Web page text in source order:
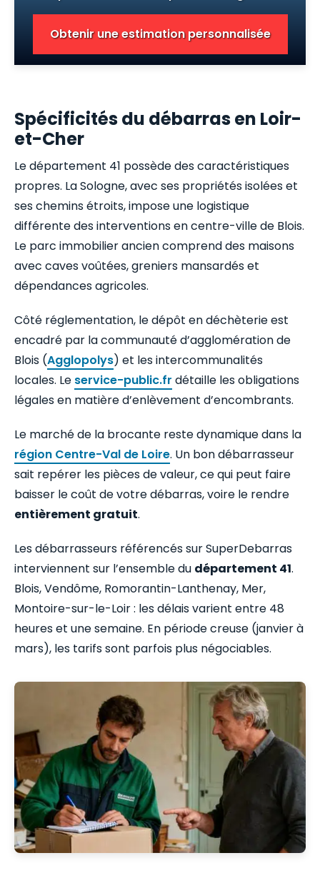
Obtenir une estimation personnalisée
Spécificités du débarras en Loir-
et-Cher
Le département 41 possède des caractéristiques
propres. La Sologne, avec ses propriétés isolées et
ses chemins étroits, impose une logistique
différente des interventions en centre-ville de Blois.
Le parc immobilier ancien comprend des maisons
avec caves voûtées, greniers mansardés et
dépendances agricoles.
Côté réglementation, le dépôt en déchèterie est
encadré par la communauté d’agglomération de
Blois (Agglopolys) et les intercommunalités
locales. Le service-public.fr détaille les obligations
légales en matière d’enlèvement d’encombrants.
Le marché de la brocante reste dynamique dans la
région Centre-Val de Loire. Un bon débarrasseur
sait repérer les pièces de valeur, ce qui peut faire
baisser le coût de votre débarras, voire le rendre
entièrement gratuit.
Les débarrasseurs référencés sur SuperDebarras
interviennent sur l’ensemble du département 41.
Blois, Vendôme, Romorantin-Lanthenay, Mer,
Montoire-sur-le-Loir : les délais varient entre 48
heures et une semaine. En période creuse (janvier à
mars), les tarifs sont parfois plus négociables.